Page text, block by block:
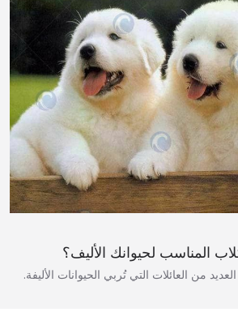
المناسب لحيوانك الأليف؟
من العائلات التي تُربي الحيوانات الأليفة.